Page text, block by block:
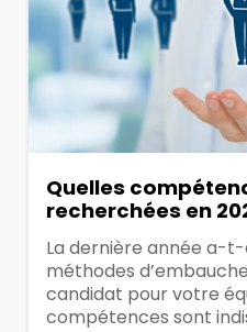
Quelles
recherchées en
La dernière année a-
méthodes
candidat pour votre
compétences sont